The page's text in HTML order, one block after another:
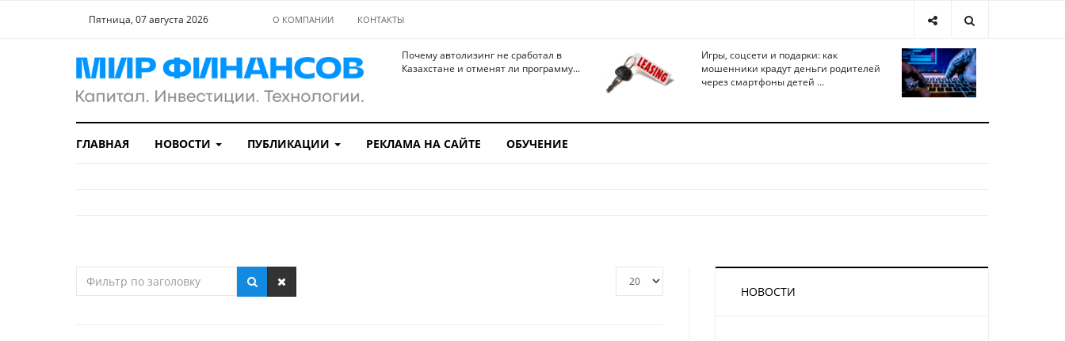
Пятница, 07 августа 2026 О КОМПАНИИ КОНТАКТЫ
Почему автолизинг не сработал в
Казахстане и отменят ли программу...
Игры, соцсети и подарки: как
мошенники крадут деньги родителей
через смартфоны детей ...
ГЛАВНАЯ НОВОСТИ ПУБЛИКАЦИИ РЕКЛАМА НА САЙТЕ ОБУЧЕНИЕ
НОВОСТИ